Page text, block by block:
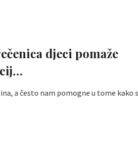
djeci pomaže
a često nam pomogne u tome kako